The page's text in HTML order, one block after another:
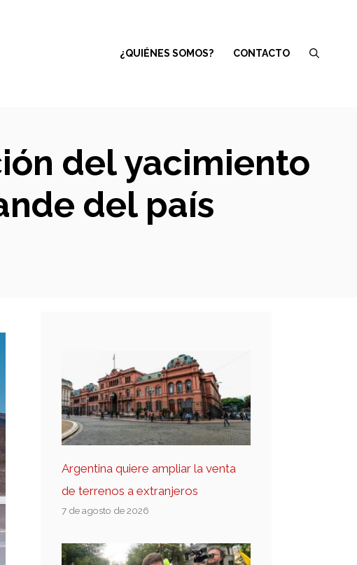
¿QUIÉNES SOMOS? CONTACTO
del yacimiento
del país
Argentina quiere ampliar la venta
de terrenos a extranjeros
7 de agosto de 2026